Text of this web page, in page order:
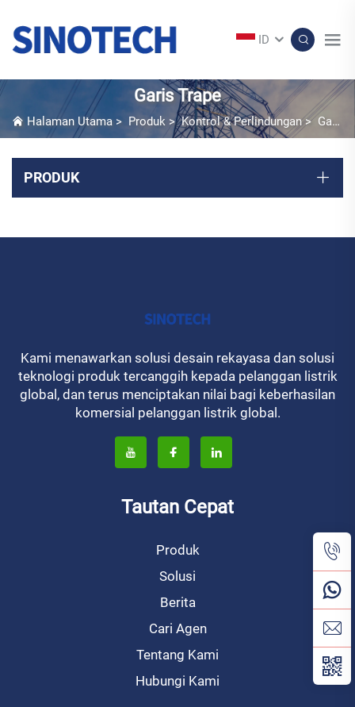
ID
Garis Trape
Halaman Utama> Produk >Kontrol & Perlindungan> Garis Trape
PRODUK
Kami menawarkan solusi desain rekayasa dan solusi
teknologi produk tercanggih kepada pelanggan listrik
global, dan terus menciptakan nilai bagi keberhasilan
komersial pelanggan listrik global.
Tautan Cepat
Produk
Solusi
Berita
Cari Agen
Tentang Kami
Hubungi Kami